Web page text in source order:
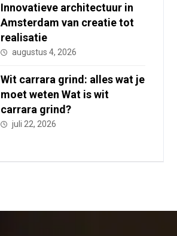
Innovatieve architectuur in
Amsterdam van creatie tot
realisatie
augustus 4, 2026
Wit carrara grind: alles wat je
moet weten Wat is wit
carrara grind?
juli 22, 2026